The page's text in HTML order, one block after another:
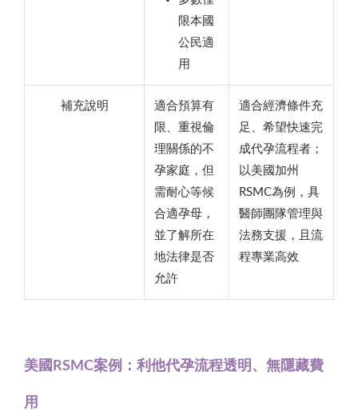
限本國
公民適
用
補充說明
適合預算有
限、重視倫
理關係的不
孕家庭，但
需耐心等候
合適孕母，
並了解所在
地法律是否
允許
適合經濟條件充
足、希望快速完
成代孕流程者；
以美國加州
RSMC為例，具
醫師團隊管理與
法務支援，且流
程專業高效
美國RSMC案例：利他代孕流程透明、無隱藏費
用